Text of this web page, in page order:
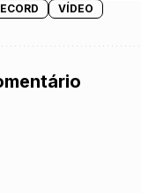
VÍDEO